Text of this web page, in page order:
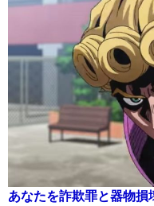
あなたを詐欺罪と器物